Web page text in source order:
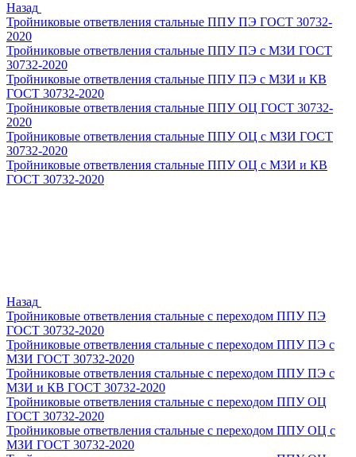
Назад
Тройниковые ответвления стальные ППУ ПЭ ГОСТ 30732-
2020
Тройниковые ответвления стальные ППУ ПЭ с МЗИ ГОСТ
30732-2020
Тройниковые ответвления стальные ППУ ПЭ с МЗИ и КВ
ГОСТ 30732-2020
Тройниковые ответвления стальные ППУ ОЦ ГОСТ 30732-
2020
Тройниковые ответвления стальные ППУ ОЦ с МЗИ ГОСТ
30732-2020
Тройниковые ответвления стальные ППУ ОЦ с МЗИ и КВ
ГОСТ 30732-2020
Назад
Тройниковые ответвления стальные с переходом ППУ ПЭ
ГОСТ 30732-2020
Тройниковые ответвления стальные с переходом ППУ ПЭ с
МЗИ ГОСТ 30732-2020
Тройниковые ответвления стальные с переходом ППУ ПЭ с
МЗИ и КВ ГОСТ 30732-2020
Тройниковые ответвления стальные с переходом ППУ ОЦ
ГОСТ 30732-2020
Тройниковые ответвления стальные с переходом ППУ ОЦ с
МЗИ ГОСТ 30732-2020